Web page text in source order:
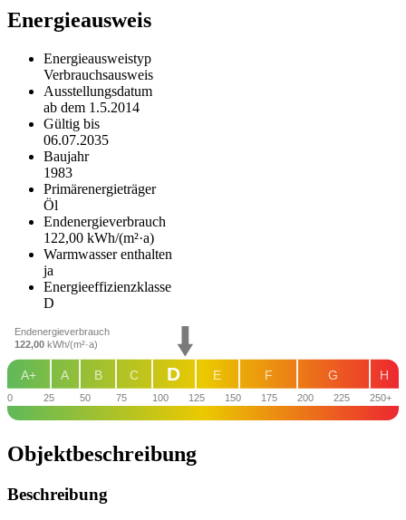
Energieausweis
Energieausweistyp
Verbrauchs­ausweis
Ausstellungsdatum
ab dem 1.5.2014
Gültig bis
06.07.2035
Baujahr
1983
Primärenergieträger
Öl
Endenergie­verbrauch
122,00 kWh/(m²·a)
Warmwasser enthalten
ja
Energie­effizienz­klasse
D
0 25 50 75 100 125 150 175 200 225 250+
H
G
F
E
C
B
A
A+ D
Endenergieverbrauch
122,00 kWh/(m²·a)
Objekt­beschreibung
Beschreibung